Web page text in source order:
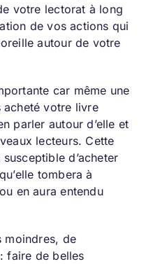
votre lectorat à long
de vos actions qui
autour de votre
car même une
acheté votre livre
parler autour d’elle et
lecteurs. Cette
d’acheter
tombera à
en aura entendu
moindres, de
faire de belles